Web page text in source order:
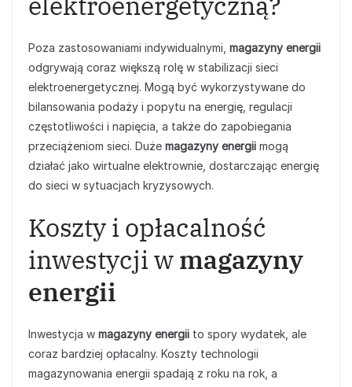
Poza zastosowaniami indywidualnymi, magazyny energii
odgrywają coraz większą rolę w stabilizacji sieci
elektroenergetycznej. Mogą być wykorzystywane do
bilansowania podaży i popytu na energię, regulacji
częstotliwości i napięcia, a także do zapobiegania
przeciążeniom sieci. Duże magazyny energii mogą
działać jako wirtualne elektrownie, dostarczając energię
do sieci w sytuacjach kryzysowych.
Koszty i opłacalność
inwestycji wmagazyny
energii
Inwestycja w magazyny energii to spory wydatek, ale
coraz bardziej opłacalny. Koszty technologii
magazynowania energii spadają z roku na rok, a